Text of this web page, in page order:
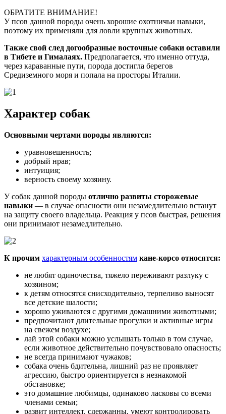
ОБРАТИТЕ ВНИМАНИЕ!
У псов данной породы очень хорошие охотничьи навыки,
поэтому их применяли для ловли крупных животных.
Также свой след догообразные восточные собаки оставили
в Тибете и Гималаях. Предполагается, что именно оттуда,
через караванные пути, порода достигла берегов
Средиземного моря и попала на просторы Италии.
Характер собак
Основными чертами породы являются:
уравновешенность;
добрый нрав;
интуиция;
верность своему хозяину.
У собак данной породы отлично развиты сторожевые
навыки — в случае опасности они незамедлительно встанут
на защиту своего владельца. Реакция у псов быстрая, решения
они принимают незамедлительно.
К прочим характерным особенностям кане-корсо относятся:
не любят одиночества, тяжело переживают разлуку с
хозяином;
к детям относятся снисходительно, терпеливо выносят
все детские шалости;
хорошо уживаются с другими домашними животными;
предпочитают длительные прогулки и активные игры
на свежем воздухе;
лай этой собаки можно услышать только в том случае,
если животное действительно почувствовало опасность;
не всегда принимают чужаков;
собака очень бдительна, лишний раз не проявляет
агрессию, быстро ориентируется в незнакомой
обстановке;
это домашние любимцы, одинаково ласковы со всеми
членами семьи;
развит интеллект, сдержанны, умеют контролировать